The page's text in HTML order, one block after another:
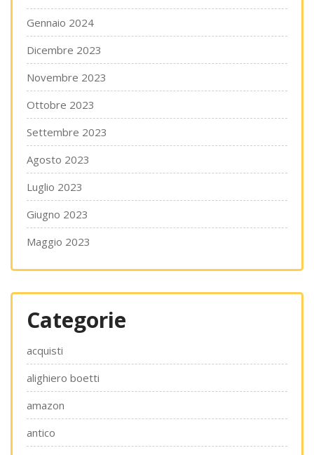
Gennaio 2024
Dicembre 2023
Novembre 2023
Ottobre 2023
Settembre 2023
Agosto 2023
Luglio 2023
Giugno 2023
Maggio 2023
Categorie
acquisti
alighiero boetti
amazon
antico